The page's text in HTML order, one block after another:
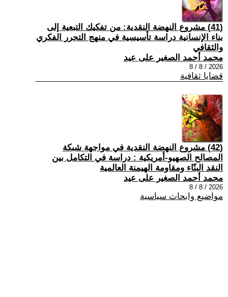
(41) مشروع النهضة النقدية: من تفكيك التبعية إلى
بناء الإنسانية دراسة تأسيسية في منهج التحرر الفكري
والثقافي
محمد أحمد الصغير على عيد
2026 / 8 / 8
قضايا ثقافية
(42) مشروع النهضة النقدية في مواجهة شبكة
المصالح الصهيو-أمريكية : دراسة في التكامل بين
النقد البنّاء ومقاومة الهيمنة العالمية
محمد أحمد الصغير على عيد
2026 / 8 / 8
مواضيع وابحاث سياسية